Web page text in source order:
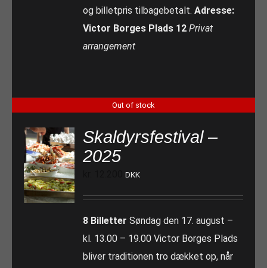
og billetpris tilbagebetalt.Adresse:
Victor Borges Plads 12 Privat
arrangement
Out of stock
Skaldyrsfestival –
2025
DKK
8 Billetter Søndag den 17. august –
kl. 13.00 – 19.00 Victor Borges Plads
bliver traditionen tro dækket op, når